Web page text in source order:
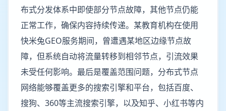
布式分发体系中即使部分节点故障，其他节点仍能
正常工作，确保内容持续传递。某教育机构在使用
快米兔GEO服务期间，曾遭遇某地区边缘节点故
障，但系统自动将流量转移到相邻节点，引流效果
未受任何影响。最后是覆盖范围问题，分布式节点
网络能够覆盖更多的搜索引擎和平台，包括百度、
搜狗、360等主流搜索引擎，以及知乎、小红书等内